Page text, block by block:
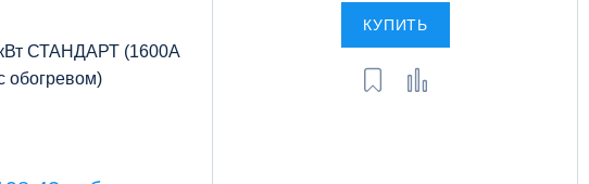
СТАНДАРТ (1600А
обогревом)
КУПИТЬ